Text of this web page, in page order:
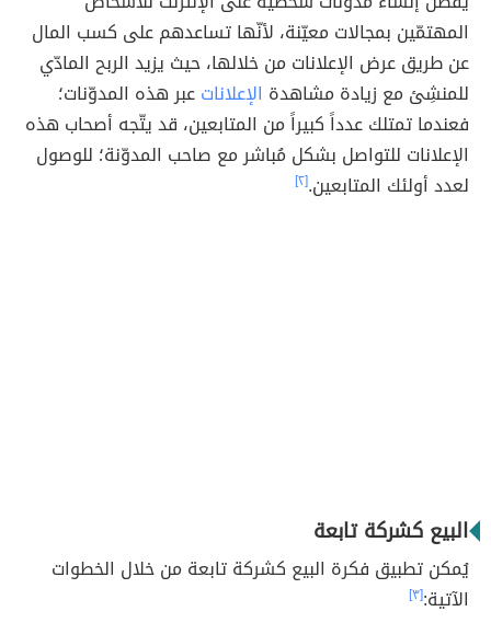
المهتمّين بمجالات معيّنة، لأنّها تساعدهم على كسب المال
عن طريق عرض الإعلانات من خلالها، حيث يزيد الربح المادّي
للمنشِئ مع زيادة مشاهدة الإعلاناتعبر هذه المدوّنات؛
فعندما تمتلك عدداً كبيراً من المتابعين، قد يتّجه أصحاب هذه
الإعلانات للتواصل بشكل مُباشر مع صاحب المدوّنة؛ للوصول
لعدد أولئك المتابعين.[٢]
البيع كشركة تابعة
يُمكن تطبيق فكرة البيع كشركة تابعة من خلال الخطوات
الآتية:[٣]